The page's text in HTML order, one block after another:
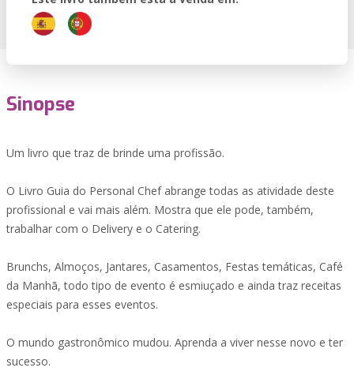
Sinopse
Um livro que traz de brinde uma profissão.
O Livro Guia do Personal Chef abrange todas as atividade deste
profissional e vai mais além. Mostra que ele pode, também,
trabalhar com o Delivery e o Catering.
Brunchs, Almoços, Jantares, Casamentos, Festas temáticas, Café
da Manhã, todo tipo de evento é esmiuçado e ainda traz receitas
especiais para esses eventos.
O mundo gastronômico mudou. Aprenda a viver nesse novo e ter
sucesso.